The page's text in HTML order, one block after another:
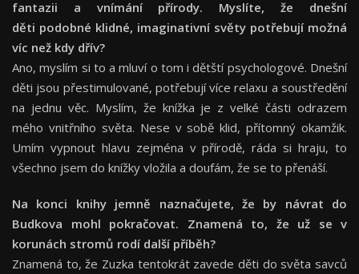
fantazii a vnímání přírody. Myslíte, že dnešní
děti podobné klidné, imaginativní světy potřebují možná
víc než kdy dřív?
Ano, myslím si to a mluví o tom i dětští psychologové. Dnešní
děti jsou přestimulované, potřebují více relaxu a soustředění
na jednu věc. Myslím, že knížka je z velké části odrazem
mého vnitřního světa. Nese v sobě klid, přítomný okamžik.
Umím vypnout hlavu zejména v přírodě, ráda si hraju, to
všechno jsem do knížky vložila a doufám, že se to přenáší.
Na konci knihy jemně naznačujete, že by návrat do
Budkova mohl pokračovat. Znamená to, že už se v
korunách stromů rodí další příběh?
Znamená to, že Zuzka tentokrát zavede děti do světa savců